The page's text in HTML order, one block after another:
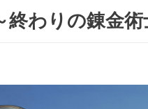
わりの錬金術